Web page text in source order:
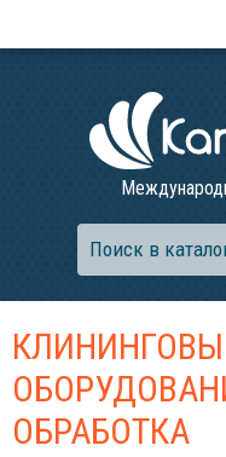
ОБРАБОТКА